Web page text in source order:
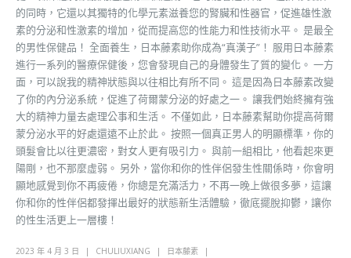
的同時，它還以其獨特的化學元素滋養您的腎臟和性器官，促進雄性激
素的分泌和性激素的增加，從而提高您的性能力和性技術水平。 是最全
的男性保健品！ 全面養生，日本藤素助你成為“真漢子”！ 服用日本藤素
進行一系列的醫療保健後，您會發現自己的身體發生了質的變化。 一方
面，可以說我的精神狀態與以往相比有所不同。 這是因為日本藤素改變
了你的內分泌系統，促進了荷爾蒙分泌的好處之一。 讓我們始終擁有強
大的精神力量去處理公事和生活。 不僅如此，日本藤素幫助你提高荷爾
蒙分泌水平的好處還遠不止於此。 按照一個真正男人的明顯標準，你的
頭髮會比以往更濃密，對女人更有吸引力。 與前一組相比，他看起來更
陽剛，也不那麼虛弱。 另外，當你和你的性伴侶發生性關係時，你會明
顯地感覺到你不再疲倦，你總是充滿活力，不再一晚上做很多夢，這讓
你和你的性伴侶都發揮出最好的狀態新生活體驗，徹底擺脫抑鬱，讓你
的性生活更上一層樓！
2023 年 4 月 3 日 CHULIUXIANG
日本藤素